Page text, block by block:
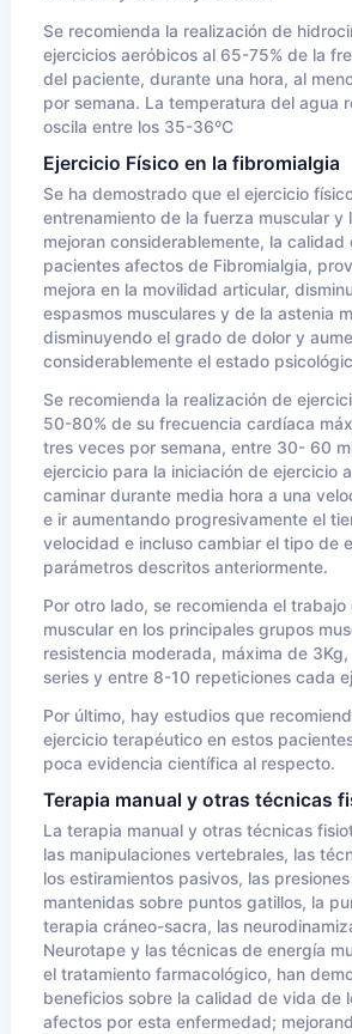
Se recomienda la realización de
ejercicios aeróbicos al 65-75% de la
del paciente, durante una hora, al
por semana. La temperatura del agua
oscila entre los 35-36ºC
Ejercicio Físico en la fibromialgia
Se ha demostrado que el ejercicio
entrenamiento de la fuerza muscular y
mejoran considerablemente, la calidad
pacientes afectos de Fibromialgia,
mejora en la movilidad articular,
espasmos musculares y de la astenia
disminuyendo el grado de dolor y
considerablemente el estado
Se recomienda la realización de
50-80% de su frecuencia cardíaca
tres veces por semana, entre 30- 60
ejercicio para la iniciación de ejercicio
caminar durante media hora a una
e ir aumentando progresivamente el
velocidad e incluso cambiar el tipo de
parámetros descritos anteriormente.
Por otro lado, se recomienda el trabajo
muscular en los principales grupos
resistencia moderada, máxima de
series y entre 8-10 repeticiones cada
Por último, hay estudios que
ejercicio terapéutico en estos
poca evidencia científica al respecto.
Terapia manual y otras técnicas
La terapia manual y otras técnicas
las manipulaciones vertebrales, las
los estiramientos pasivos, las
mantenidas sobre puntos gatillos, la
terapia cráneo-sacra, las
Neurotape y las técnicas de energía
el tratamiento farmacológico, han
beneficios sobre la calidad de vida de
afectos por esta enfermedad;